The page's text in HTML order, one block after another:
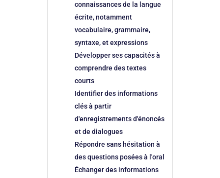
connaissances de la langue
écrite, notamment
vocabulaire, grammaire,
syntaxe, et expressions
Développer ses capacités à
comprendre des textes
courts
Identifier des informations
clés à partir
d'enregistrements d'énoncés
et de dialogues
Répondre sans hésitation à
des questions posées à l'oral
Échanger des informations